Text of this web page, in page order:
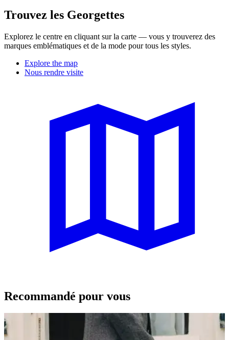
Trouvez les Georgettes
Explorez le centre en cliquant sur la carte — vous y trouverez des
marques emblématiques et de la mode pour tous les styles.
Explore the map
Nous rendre visite
Recommandé pour vous